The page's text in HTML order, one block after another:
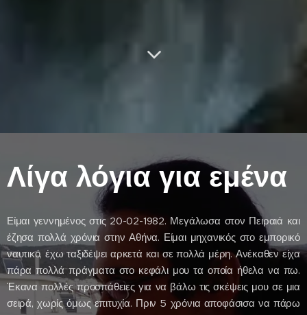
Λίγα λόγια για εμένα
Είμαι γεννημένος στις 20-02-1982. Μεγάλωσα στον Πειραιά και
έζησα πολλά χρόνια στην Αθήνα. Είμαι μηχανικός στο εμπορικό
ναυτικό, έχω ταξιδέψει αρκετά και σε πολλά μέρη. Ανέκαθεν είχα
πάρα πολλά πράγματα στο κεφάλι μου τα οποία ήθελα να πω.
Έκανα πολλές προσπάθειες για να βάλω τις σκέψεις μου σε μια
σειρά, χωρίς όμως επιτυχία. Πριν 5 χρόνια αποφάσισα να πάρω